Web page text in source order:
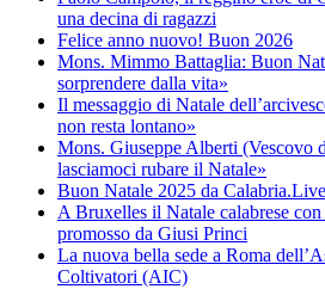
una decina di ragazzi
Felice anno nuovo! Buon 2026
Mons. Mimmo Battaglia: Buon
sorprendere dalla vita»
Il messaggio di Natale
non resta lontano»
Mons. Giuseppe Alberti (Vescovo
lasciamoci rubare il Natale»
Buon Natale 2025 da Calabria.Live
A Bruxelles il Natale calabrese
promosso da Giusi Princi
La nuova bella sede a Roma
Coltivatori (AIC)